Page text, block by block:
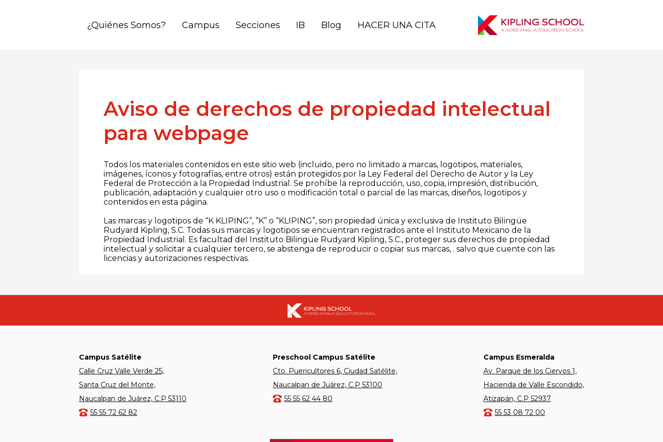
Skip
¿Quiénes Somos? Campus Secciones IB Blog HACER UNA CITA
Aviso de derechos de propiedad intelectual
para webpage
Todos los materiales contenidos en este sitio web (incluido, pero no limitado a marcas, logotipos, materiales,
imágenes, íconos y fotografías, entre otros) están protegidos por la Ley Federal del Derecho de Autor y la Ley
Federal de Protección a la Propiedad Industrial. Se prohíbe la reproducción, uso, copia, impresión, distribución,
publicación, adaptación y cualquier otro uso o modificación total o parcial de las marcas, diseños, logotipos y
contenidos en esta página.
Las marcas y logotipos de “K KLIPING”, “K” o “KLIPING”, son propiedad única y exclusiva de Instituto Bilingüe
Rudyard Kipling, S.C. Todas sus marcas y logotipos se encuentran registrados ante el Instituto Mexicano de la
Propiedad Industrial. Es facultad del Instituto Bilingüe Rudyard Kipling, S.C., proteger sus derechos de propiedad
intelectual y solicitar a cualquier tercero, se abstenga de reproducir o copiar sus marcas, . salvo que cuente con las
licencias y autorizaciones respectivas.
Campus Satélite
Calle Cruz Valle Verde 25,
Santa Cruz del Monte,
Naucalpan de Juárez, C.P 53110
55 55 72 62 82
Preschool Campus Satélite
Cto. Puericultores 6, Ciudad Satélite,
Naucalpan de Juárez, C.P 53100
55 55 62 44 80
Campus Esmeralda
Av. Parque de los Ciervos 1,
Hacienda de Valle Escondido,
Atizapán, C.P 52937
55 53 08 72 00